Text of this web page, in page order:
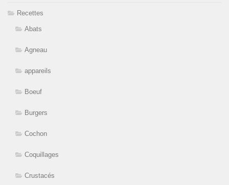
Recettes
Abats
Agneau
appareils
Boeuf
Burgers
Cochon
Coquillages
Crustacés